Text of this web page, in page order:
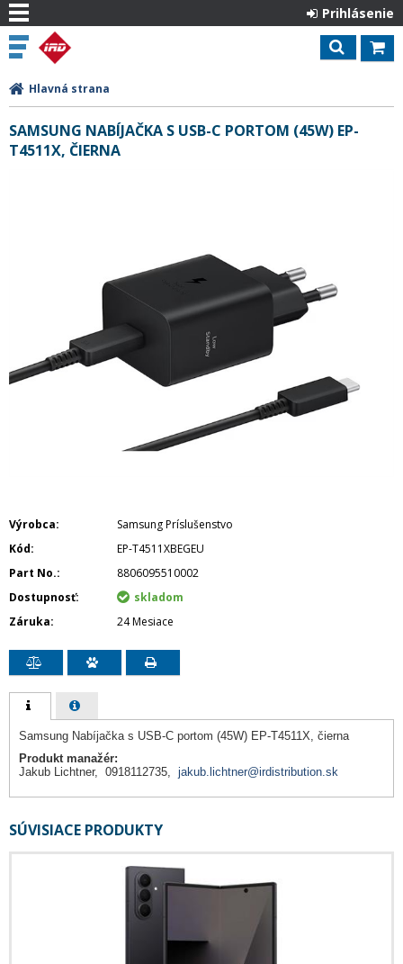
Prihlásenie
Hlavná strana
SAMSUNG NABÍJAČKA S USB-C PORTOM (45W) EP-
T4511X, ČIERNA
Výrobca
Samsung Príslušenstvo
Kód
EP-T4511XBEGEU
Part No.
8806095510002
Dostupnosť
skladom
Záruka
24 Mesiace
Samsung Nabíjačka s USB-C portom (45W) EP-T4511X, čierna
Produkt manažér:
Jakub Lichtner, 0918112735, jakub.lichtner@irdistribution.sk
SÚVISIACE PRODUKTY